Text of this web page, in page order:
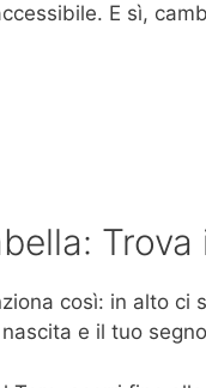
E sì,
così: in alto ci
e il tuo